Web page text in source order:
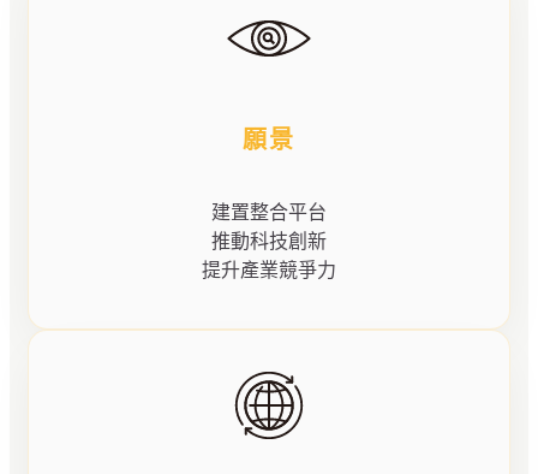
願景
建置整合平台
推動科技創新
提升產業競爭力